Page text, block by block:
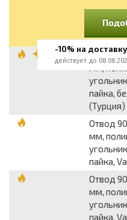
Отвод
мм,
пайка,
(Турция)
Отвод
мм,
пайка,
Отвод
мм,
пайка,
-10% на доставку
действует до